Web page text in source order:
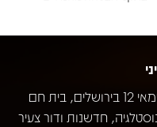
חנות תקליטים מיתולוגית ברחוב שמאי 12 בירושלים, בית חם
חדשנות ודור צעיר